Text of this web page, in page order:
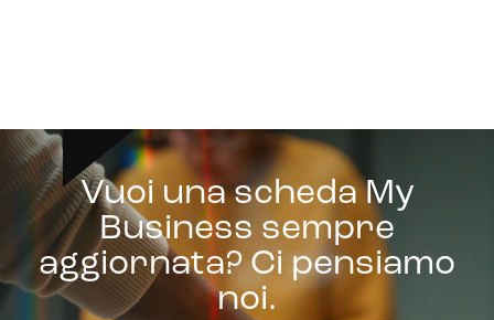
Vuoi una scheda My
Business sempre
aggiornata? Ci pensiamo
noi.